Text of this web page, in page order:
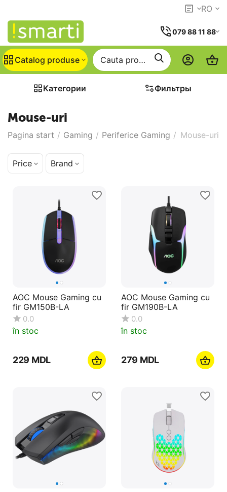
RO
079 88 11 88
Catalog produse
Категории Фильтры
Mouse-uri
Pagina start / Gaming / Periferice Gaming / Mouse-uri
Price Brand
AOC Mouse Gaming cu
fir GM150B-LA
0.0
în stoc
‍229‍ MDL
AOC Mouse Gaming cu
fir GM190B-LA
0.0
în stoc
‍279‍ MDL